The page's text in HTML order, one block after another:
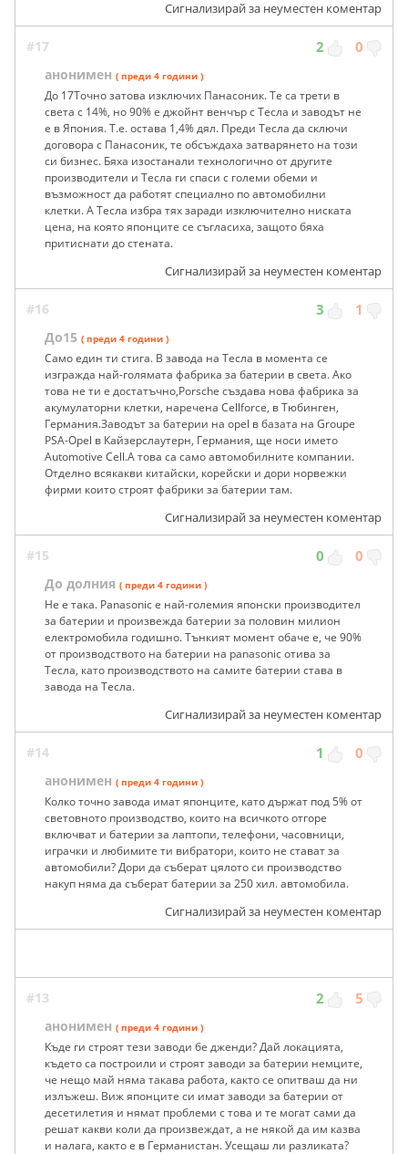
Сигнализирай за неуместен коментар
#17 2 0
анонимен ( преди 4 години )
До 17Точно затова изключих Панасоник. Те са трети в
света с 14%, но 90% е джойнт венчър с Тесла и заводът не
е в Япония. Т.е. остава 1,4% дял. Преди Тесла да сключи
договора с Панасоник, те обсъждаха затварянето на този
си бизнес. Бяха изостанали технологично от другите
производители и Тесла ги спаси с големи обеми и
възможност да работят специално по автомобилни
клетки. А Тесла избра тях заради изключително ниската
цена, на която японците се съгласиха, защото бяха
притиснати до стената.
Сигнализирай за неуместен коментар
#16 3 1
До15 ( преди 4 години )
Само един ти стига. В завода на Тесла в момента се
изгражда най-голямата фабрика за батерии в света. Ако
това не ти е достатъчно,Porsche създава нова фабрика за
акумулаторни клетки, наречена Cellforce, в Тюбинген,
Германия.Заводът за батерии на opel в базата на Groupe
PSA-Opel в Кайзерслаутерн, Германия, ще носи името
Automotive Cell.А това са само автомобилните компании.
Отделно всякакви китайски, корейски и дори норвежки
фирми които строят фабрики за батерии там.
Сигнализирай за неуместен коментар
#15 0 0
До долния ( преди 4 години )
Не е така. Panasonic е най-големия японски производител
за батерии и произвежда батерии за половин милион
електромобила годишно. Тънкият момент обаче е, че 90%
от производството на батерии на panasonic отива за
Тесла, като производството на самите батерии става в
завода на Тесла.
Сигнализирай за неуместен коментар
#14 1 0
анонимен ( преди 4 години )
Колко точно завода имат японците, като държат под 5% от
световното производство, които на всичкото отгоре
включват и батерии за лаптопи, телефони, часовници,
играчки и любимите ти вибратори, които не стават за
автомобили? Дори да съберат цялото си производство
накуп няма да съберат батерии за 250 хил. автомобила.
Сигнализирай за неуместен коментар
#13 2 5
анонимен ( преди 4 години )
Къде ги строят тези заводи бе дженди? Дай локацията,
където са построили и строят заводи за батерии немците,
че нещо май няма такава работа, както се опитваш да ни
излъжеш. Виж японците си имат заводи за батерии от
десетилетия и нямат проблеми с това и те могат сами да
решат какви коли да произвеждат, а не някой да им казва
и налага, както е в Германистан. Усещаш ли разликата?